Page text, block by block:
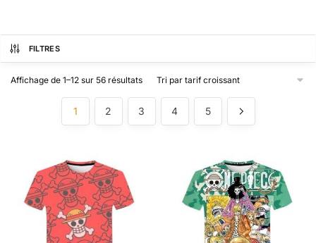
FILTRES
Affichage de 1–12 sur 56 résultats
1 2 3 4 5